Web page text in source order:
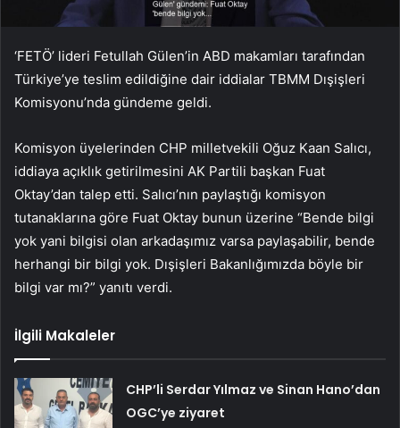
‘FETÖ’ lideri Fetullah Gülen’in ABD makamları tarafından
Türkiye’ye teslim edildiğine dair iddialar TBMM Dışişleri
Komisyonu’nda gündeme geldi.
Komisyon üyelerinden CHP milletvekili Oğuz Kaan Salıcı,
iddiaya açıklık getirilmesini AK Partili başkan Fuat
Oktay’dan talep etti. Salıcı’nın paylaştığı komisyon
tutanaklarına göre Fuat Oktay bunun üzerine “Bende bilgi
yok yani bilgisi olan arkadaşımız varsa paylaşabilir, bende
herhangi bir bilgi yok. Dışişleri Bakanlığımızda böyle bir
bilgi var mı?” yanıtı verdi.
İlgili Makaleler
CHP’li Serdar Yılmaz ve Sinan Hano’dan
OGC’ye ziyaret